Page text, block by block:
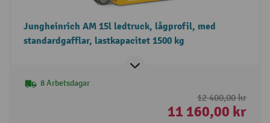
Jungheinrich AM 15l ledtruck, lågprofil, med
standardgafflar, lastkapacitet 1500 kg
8 Arbetsdagar
12 400,00 kr
11 160,00 kr